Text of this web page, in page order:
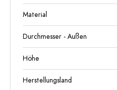
Material
Durchmesser - Außen
Höhe
Herstellungsland